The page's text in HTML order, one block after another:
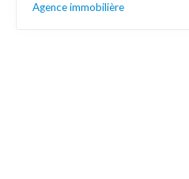
Agence immobilière